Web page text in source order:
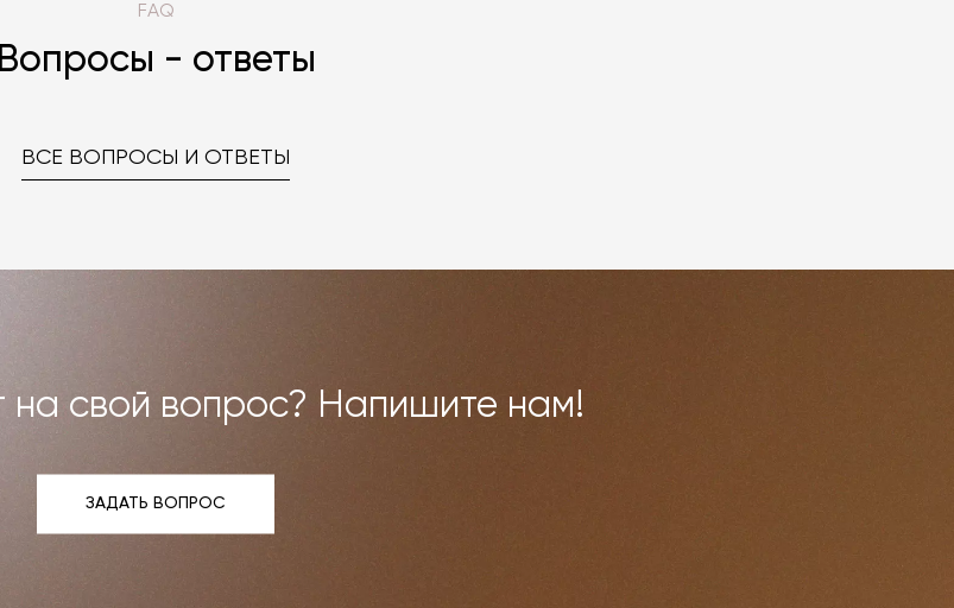
FAQ
Вопросы - ответы
ВСЕ ВОПРОСЫ И ОТВЕТЫ
на свой вопрос? Напишите нам!
ЗАДАТЬ ВОПРОС